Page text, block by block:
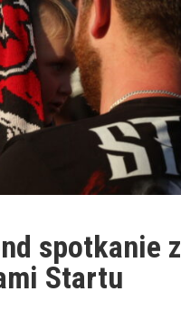
spotkanie z
Startu